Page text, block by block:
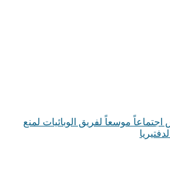
موسعاً لفريق الوبائيات لمنع